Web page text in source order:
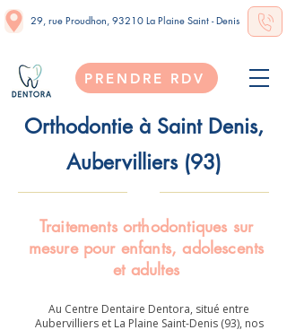
PRENDRE RDV
29, rue Proudhon, 93210 La Plaine Saint - Denis
​Orthodontie à Saint Denis,
Aubervilliers (93)
Au Centre Dentaire Dentora, situé entre
Aubervilliers et La Plaine Saint-Denis (93), nos
Traitements orthodontiques sur
mesure pour enfants, adolescents
et adultes